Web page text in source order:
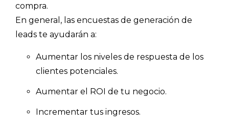
- Inteligencia artificial
- Investigación de mercados
compra.
En general, las encuestas de generación de
leads te ayudarán a:
Aumentar los niveles de respuesta de los
clientes potenciales.
Aumentar el ROI de tu negocio.
Incrementar tus ingresos.